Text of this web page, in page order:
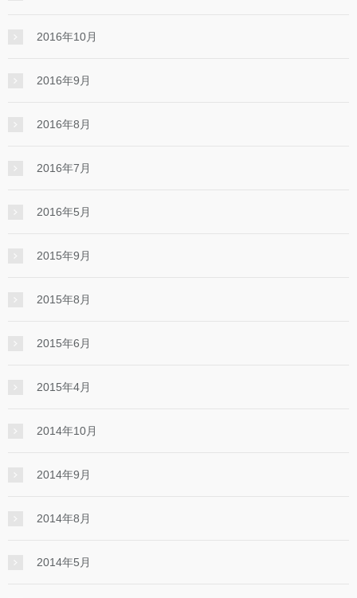
2016年10月
2016年9月
2016年8月
2016年7月
2016年5月
2015年9月
2015年8月
2015年6月
2015年4月
2014年10月
2014年9月
2014年8月
2014年5月